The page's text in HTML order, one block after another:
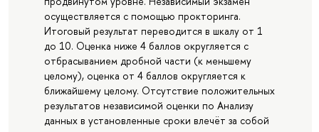
осуществляется с помощью прокторинга.
Итоговый результат переводится в шкалу от 1
до 10. Оценка ниже 4 баллов округляется с
отбрасыванием дробной части (к меньшему
целому), оценка от 4 баллов округляется к
ближайшему целому. Отсутствие положительных
результатов независимой оценки по Анализу
данных в установленные сроки влечёт за собой